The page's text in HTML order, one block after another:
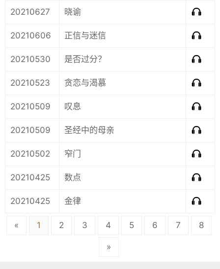
20210627 晓谕
20210606 正信与迷信
20210530 是否过分？
20210523 贪恋与渴慕
20210509 叹息
20210509 圣经中的母亲
20210502 窄门
20210425 数点
20210425 金律
« 1 2 3 4 5 6 7 8
»